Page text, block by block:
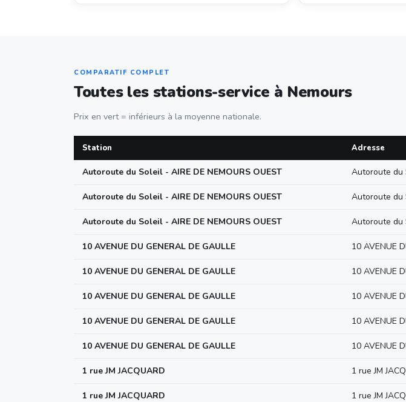
COMPARATIF COMPLET
Toutes les stations-service à Nemours
Prix en vert = inférieurs à la moyenne nationale.
Station Adresse
Autoroute du Soleil - AIRE DE NEMOURS OUEST Autoroute du
Autoroute du Soleil - AIRE DE NEMOURS OUEST Autoroute du
Autoroute du Soleil - AIRE DE NEMOURS OUEST Autoroute du
10 AVENUE DU GENERAL DE GAULLE 10 AVENUE
10 AVENUE DU GENERAL DE GAULLE 10 AVENUE
10 AVENUE DU GENERAL DE GAULLE 10 AVENUE
10 AVENUE DU GENERAL DE GAULLE 10 AVENUE
10 AVENUE DU GENERAL DE GAULLE 10 AVENUE
1 rue JM JACQUARD 1 rue JM
1 rue JM JACQUARD 1 rue JM